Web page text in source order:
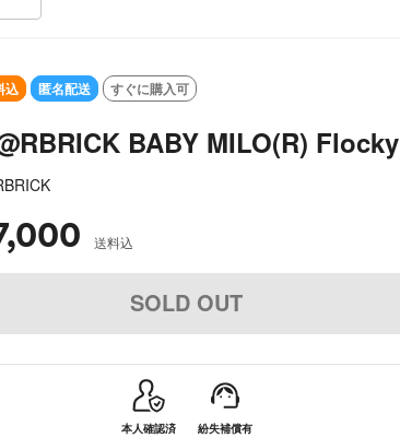
込 匿名配送 すぐに購入可
BABY MILO(R) Flocky
送料込
SOLD OUT
本人確認済 紛失補償有